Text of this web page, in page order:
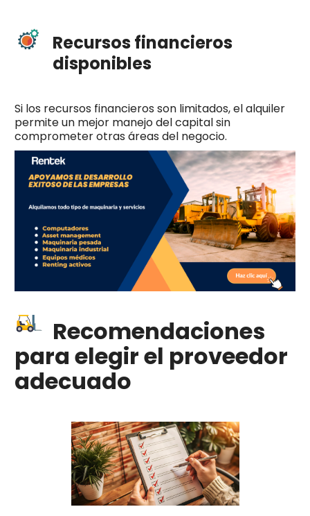
Recursos financieros
disponibles
Si los recursos financieros son limitados, el alquiler
permite un mejor manejo del capital sin
comprometer otras áreas del negocio.
Recomendaciones
para elegir el proveedor
adecuado